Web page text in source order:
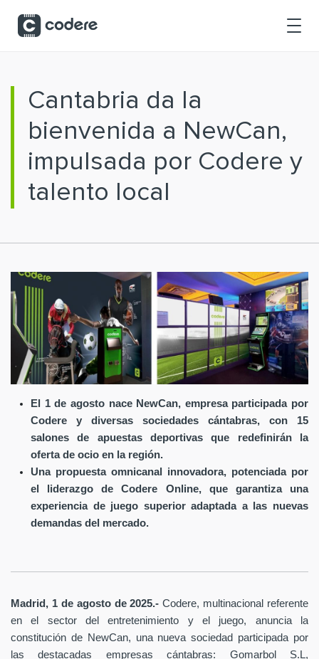
Cantabria da la
bienvenida a NewCan,
impulsada por Codere y
talento local
El 1 de agosto nace NewCan, empresa participada por
Codere y diversas sociedades cántabras, con 15
salones de apuestas deportivas que redefinirán la
oferta de ocio en la región.
Una propuesta omnicanal innovadora, potenciada por
el liderazgo de Codere Online, que garantiza una
experiencia de juego superior adaptada a las nuevas
demandas del mercado.
Madrid, 1 de agosto de 2025.-Codere, multinacional referente
en el sector del entretenimiento y el juego, anuncia la
constitución de NewCan, una nueva sociedad participada por
las destacadas empresas cántabras: Gomarbol S.L,